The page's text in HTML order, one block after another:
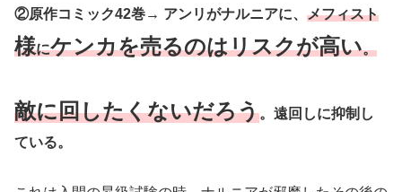
②原作コミック42巻→ アンリがナルニアに、 メフィスト
様にケンカを売るのはリスクが高い。
敵に回したくないだろう。遠回しに抑制し
ている。